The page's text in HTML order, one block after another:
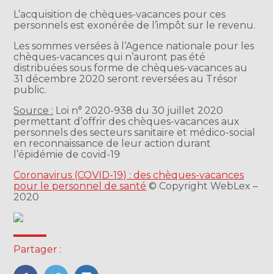
L’acquisition de chèques-vacances pour ces
personnels est exonérée de l’impôt sur le revenu.
Les sommes versées à l’Agence nationale pour les
chèques-vacances qui n’auront pas été
distribuées sous forme de chèques-vacances au
31 décembre 2020 seront reversées au Trésor
public.
Source : Loi n° 2020-938 du 30 juillet 2020
permettant d’offrir des chèques-vacances aux
personnels des secteurs sanitaire et médico-social
en reconnaissance de leur action durant
l’épidémie de covid-19
Coronavirus (COVID-19) : des chèques-vacances
pour le personnel de santé © Copyright WebLex –
2020
Partager :